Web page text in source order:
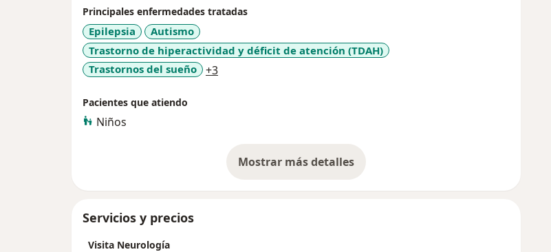
Principales enfermedades tratadas
Epilepsia
Autismo
Trastorno de hiperactividad y déficit de atención (TDAH)
Trastornos del sueño
+3a11y_sr_more_diseases
Pacientes que atiendo
Niños
Mostrar más detalles
sobre la experiencia
Servicios y precios
Visita Neurología